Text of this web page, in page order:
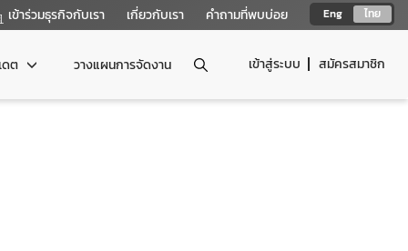
Eng ไทย
เข้าร่วมธุรกิจกับเรา เกี่ยวกับเรา คำถามที่พบบ่อย
เข้าสู่ระบบ สมัครสมาชิก
ดต วางแผนการจัดงาน